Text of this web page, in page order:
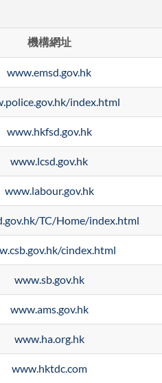
機構網址
www.emsd.gov.hk
index.html
www.hkfsd.gov.hk
www.lcsd.gov.hk
www.labour.gov.hk
TC/Home/index.html
cindex.html
www.sb.gov.hk
www.ams.gov.hk
www.ha.org.hk
www.hktdc.com